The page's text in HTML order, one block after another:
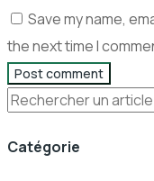
Save my name,
the next time I
Post comment
Rechercher
Catégorie